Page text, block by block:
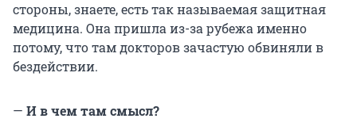
стороны, знаете, есть так называемая защитная
медицина. Она пришла из-за рубежа именно
потому, что там докторов зачастую обвиняли в
бездействии.
— И в чем там смысл?